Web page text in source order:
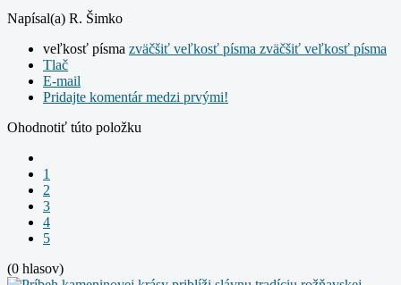
Napísal(a) R. Šimko
veľkosť písma zväčšiť veľkosť písma zväčšiť veľkosť písma
Tlač
E-mail
Pridajte komentár medzi prvými!
Ohodnotiť túto položku
1
2
3
4
5
(0 hlasov)